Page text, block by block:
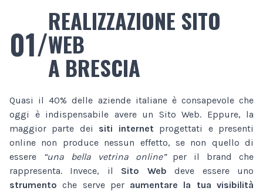
01/
REALIZZAZIONE SITO
WEB
A BRESCIA
Quasi il 40% delle aziende italiane è consapevole che
oggi è indispensabile avere un Sito Web. Eppure, la
maggior parte dei siti internet progettati e presenti
online non produce nessun effetto, se non quello di
essere
“una bella vetrina online”per il brand che
rappresenta. Invece, il Sito Web deve essere uno
strumento che serve per aumentare la tua visibilità